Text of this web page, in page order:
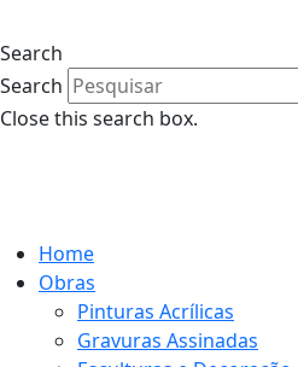
Search
Search
Close this search box.
Home
Obras
Pinturas Acrílicas
Gravuras Assinadas